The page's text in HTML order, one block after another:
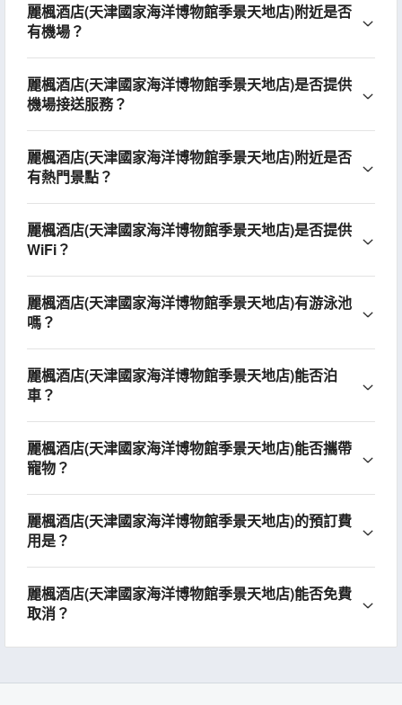
麗楓酒店(天津國家海洋博物館季景天地店)附近是否
有機場？
麗楓酒店(天津國家海洋博物館季景天地店)是否提供
機場接送服務？
麗楓酒店(天津國家海洋博物館季景天地店)附近是否
有熱門景點？
麗楓酒店(天津國家海洋博物館季景天地店)是否提供
WiFi？
麗楓酒店(天津國家海洋博物館季景天地店)有游泳池
嗎？
麗楓酒店(天津國家海洋博物館季景天地店)能否泊
車？
麗楓酒店(天津國家海洋博物館季景天地店)能否攜帶
寵物？
麗楓酒店(天津國家海洋博物館季景天地店)的預訂費
用是？
麗楓酒店(天津國家海洋博物館季景天地店)能否免費
取消？